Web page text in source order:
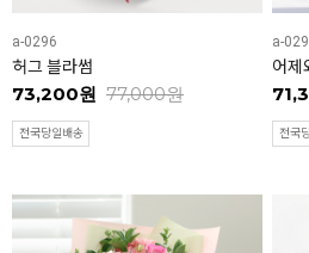
a-0296
허그 블라썸
73,200원 77,000원
전국당일배송
a-
어제
전국